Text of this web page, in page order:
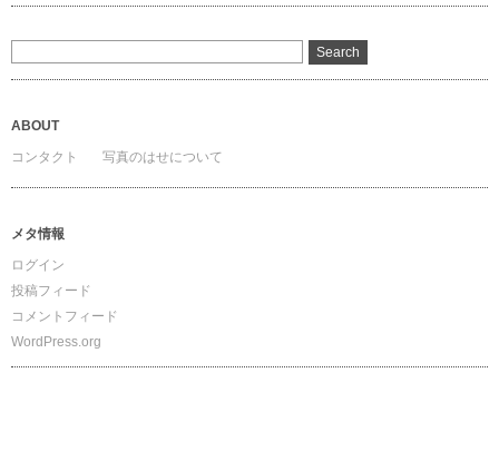
ABOUT
コンタクト
写真のはせについて
メタ情報
ログイン
投稿フィード
コメントフィード
WordPress.org